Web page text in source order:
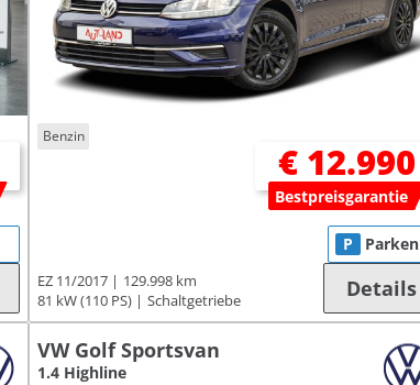
Benzin
€ 12.990
Bestpreisgarantie
EZ 11/2017
129.998 km
81 kW (110 PS)
Schaltgetriebe
P Parken
Details
VW Golf Sportsvan
1.4 Highline